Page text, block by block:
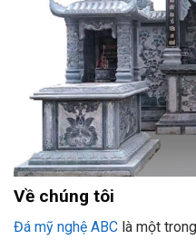
Về chúng tôi
Đá mỹ nghệ ABC à một